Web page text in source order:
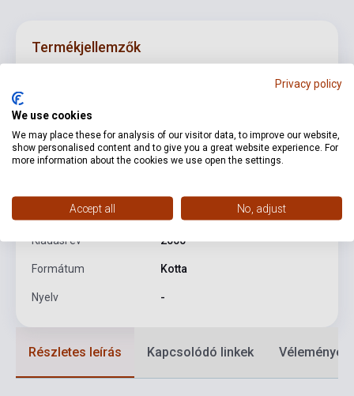
Termékjellemzők
Oldalszám 150
Kiadási év 2000
Formátum Kotta
Nyelv -
Részletes leírás Kapcsolódó linkek Vélemények
Privacy policy
We use cookies
We may place these for analysis of our visitor data, to improve our website,
show personalised content and to give you a great website experience. For
more information about the cookies we use open the settings.
Accept all No, adjust